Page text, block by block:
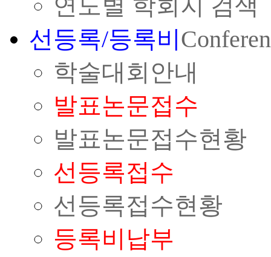
연도별 학회지 검색
선등록/등록비
학술대회안내
발표논문접수
발표논문접수현황
선등록접수
선등록접수현황
등록비납부